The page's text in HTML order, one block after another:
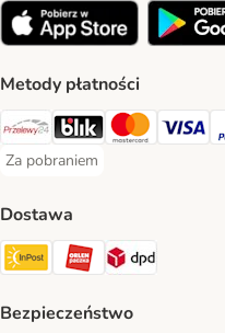
Metody płatności
Przelewy24 Payment Method
Blik Payment Method
MasterCard
Visa
Za pobraniem
Za pobraniem Payment Method
Dostawa
Paczkomat® Shipping
ORLEN Paczka
DPD
Bezpieczeństwo